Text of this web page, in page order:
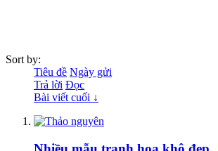
Sort by:
Tiêu đề Ngày gửi
Trả lời Đọc
Bài viết cuối ↓